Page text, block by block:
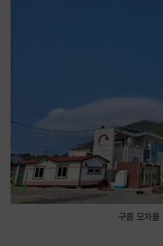
구름 모자를